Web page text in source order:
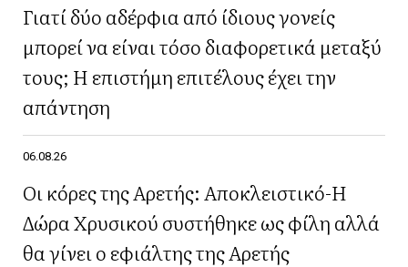
Γιατί δύο αδέρφια από ίδιους γονείς
μπορεί να είναι τόσο διαφορετικά μεταξύ
τους; Η επιστήμη επιτέλους έχει την
απάντηση
06.08.26
Οι κόρες της Αρετής: Αποκλειστικό-Η
Δώρα Χρυσικού συστήθηκε ως φίλη αλλά
θα γίνει ο εφιάλτης της Αρετής